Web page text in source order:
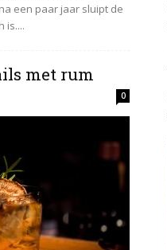
een paar jaar sluipt de
is....
met rum
0